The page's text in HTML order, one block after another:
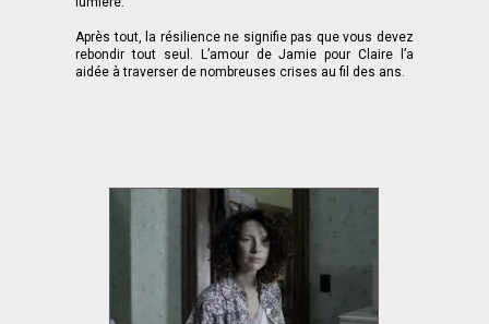
Après tout, la résilience ne signifie pas que vous devez
rebondir tout seul. L’amour de Jamie pour Claire l’a
aidée à traverser de nombreuses crises au fil des ans.